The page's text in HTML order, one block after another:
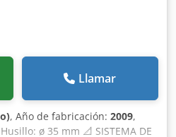
Llamar
, Año de fabricación: 2009,
ø 35 mm 📐 SISTEMA DE